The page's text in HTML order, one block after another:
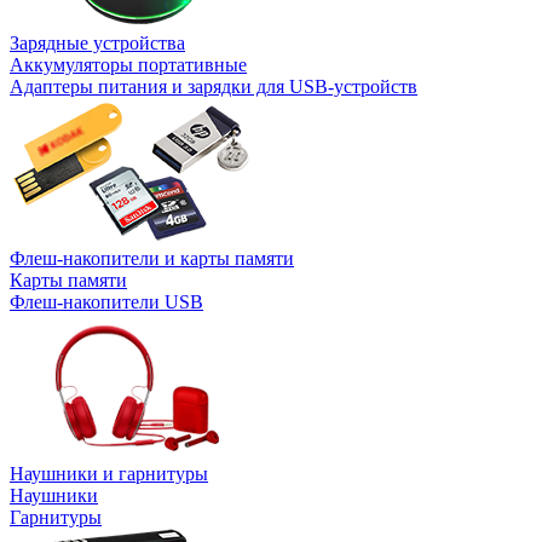
Зарядные устройства
Аккумуляторы портативные
Адаптеры питания и зарядки для USB-устройств
Флеш-накопители и карты памяти
Карты памяти
Флеш-накопители USB
Наушники и гарнитуры
Наушники
Гарнитуры